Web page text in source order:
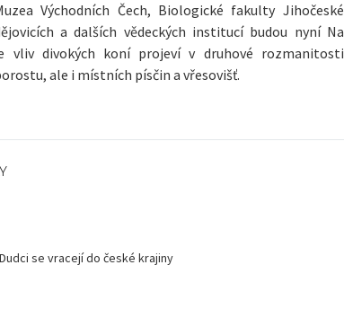
Východních Čech, Biologické fakulty Jihočeské
a dalších vědeckých institucí budou nyní Na
vliv divokých koní projeví v druhové rozmanitosti
ale i místních písčin a vřesovišť.
se vracejí do české krajiny